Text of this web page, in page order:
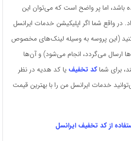
اما پر واضح است که می‌توان این
در واقع شما اگر اپلیکیشن خدمات ایرانسل
(این پروسه به وسیله لینک‌های مخصوص
ارسال می‌گردد، انجام می‌شود) و آن‌ها
برای شماکد تخفیف یا کد هدیه در نظر
خدمات ایرانسل من را با بهترین قیمت
از کد تخفیف ایرانسل